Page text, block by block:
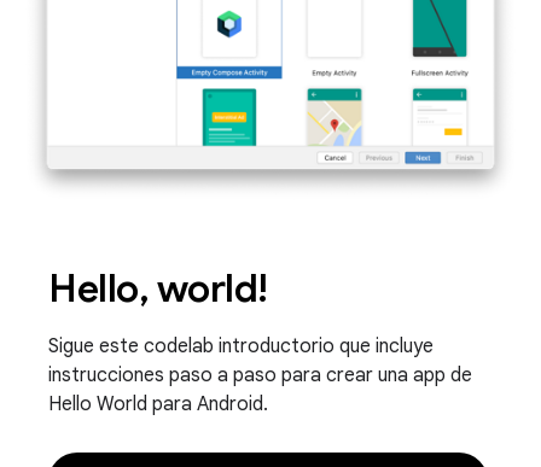
Hello, world!
Sigue este codelab introductorio que incluye
instrucciones paso a paso para crear una app de
Hello World para Android.